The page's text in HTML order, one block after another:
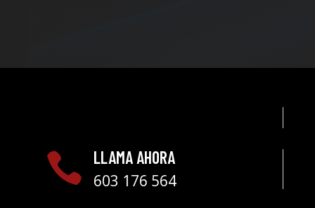
 LLAMA AHORA
603 176 564